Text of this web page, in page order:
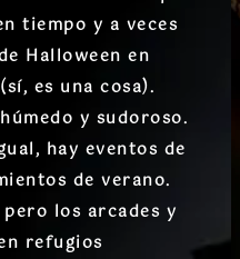
tiempo y a veces
Halloween en
es una cosa).
y sudoroso.
hay eventos de
de verano.
los arcades y
refugios